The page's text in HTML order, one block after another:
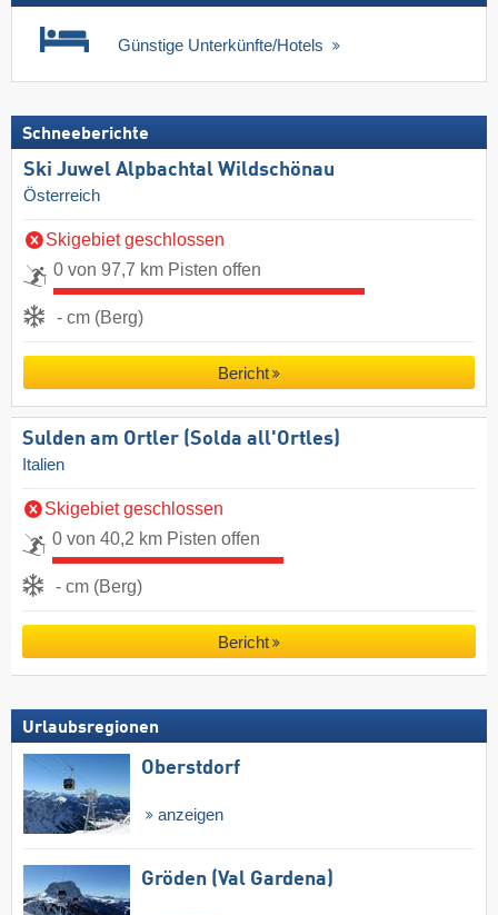
Günstige Unterkünfte/Hotels
Schneeberichte
Ski Juwel Alpbachtal Wildschönau
Österreich
Skigebiet geschlossen
0 von 97,7 km Pisten offen
- cm (Berg)
Bericht
Sulden am Ortler (Solda all'Ortles)
Italien
Skigebiet geschlossen
0 von 40,2 km Pisten offen
- cm (Berg)
Bericht
Urlaubsregionen
Oberstdorf
anzeigen
Gröden (Val Gardena)